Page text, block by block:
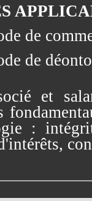
de
de
et
: